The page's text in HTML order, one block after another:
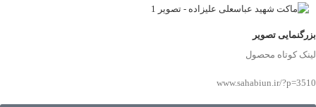
بزرگنمایی تصویر
لینک کوتاه محصول
www.sahabiun.ir/?p=3510